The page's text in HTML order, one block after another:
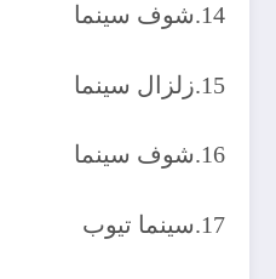
14.شوف سينما
15.زلزال سينما
16.شوف سينما
17.سينما تيوب